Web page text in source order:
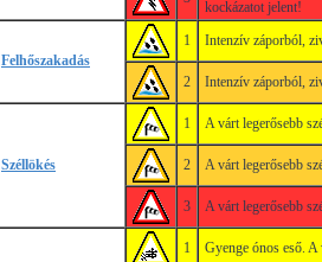
kockázatot jelent!
Felhőszakadás
1 Intenzív záporból,
2 Intenzív záporból,
Széllökés
1 A várt legerősebb
2 A várt legerősebb
3 A várt legerősebb
1 Gyenge ónos eső.